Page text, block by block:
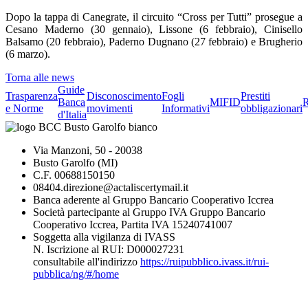
Dopo la tappa di Canegrate, il circuito “Cross per Tutti” prosegue a
Cesano Maderno (30 gennaio), Lissone (6 febbraio), Cinisello
Balsamo (20 febbraio), Paderno Dugnano (27 febbraio) e Brugherio
(6 marzo).
Torna alle news
Trasparenza
e Norme
Guide
Banca
d'Italia
Disconoscimento
movimenti
Fogli
Informativi
MIFID
Prestiti
obbligazionari
Via Manzoni, 50 - 20038
Busto Garolfo (MI)
C.F. 00688150150
08404.direzione@actaliscertymail.it
Banca aderente al Gruppo Bancario Cooperativo Iccrea
Società partecipante al Gruppo IVA Gruppo Bancario
Cooperativo Iccrea, Partita IVA 15240741007
Soggetta alla vigilanza di IVASS
N. Iscrizione al RUI: D000027231
consultabile all'indirizzo https://ruipubblico.ivass.it/rui-
pubblica/ng/#/home